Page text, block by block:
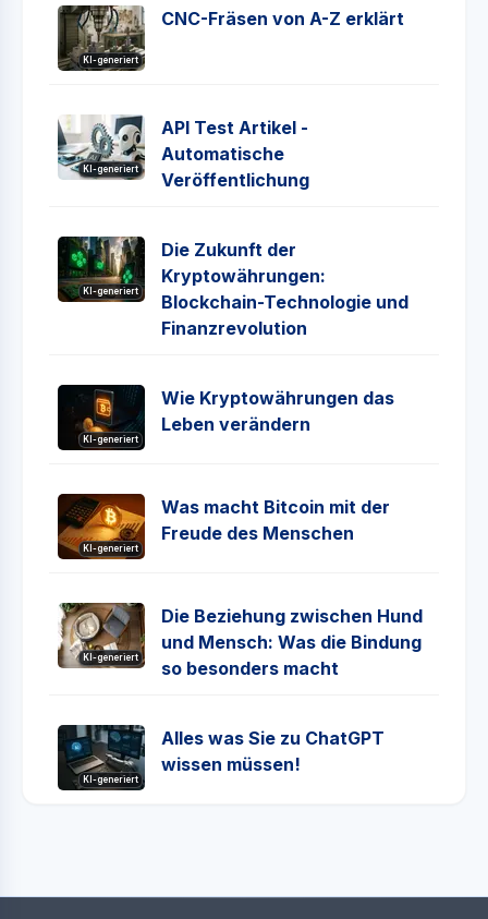
KI-generiert
CNC-Fräsen von A-Z erklärt
KI-generiert
API Test Artikel -
Automatische
Veröffentlichung
KI-generiert
Die Zukunft der
Kryptowährungen:
Blockchain-Technologie und
Finanzrevolution
KI-generiert
Wie Kryptowährungen das
Leben verändern
KI-generiert
Was macht Bitcoin mit der
Freude des Menschen
KI-generiert
Die Beziehung zwischen Hund
und Mensch: Was die Bindung
so besonders macht
KI-generiert
Alles was Sie zu ChatGPT
wissen müssen!